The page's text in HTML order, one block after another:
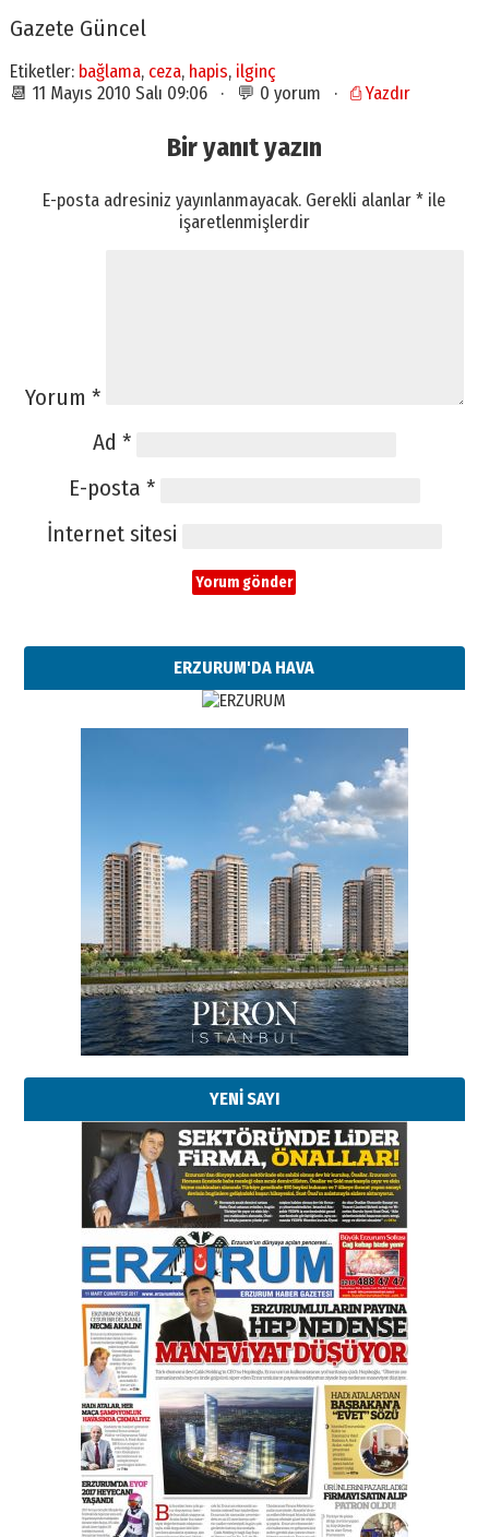
Gazete Güncel
Etiketler: bağlama, ceza, hapis, ilginç
📆 11 Mayıs 2010 Salı 09:06 · 💬 0 yorum · ⎙ Yazdır
Bir yanıt yazın
E-posta adresiniz yayınlanmayacak. Gerekli alanlar* ile
işaretlenmişlerdir
Yorum *
Ad *
E-posta *
İnternet sitesi
ERZURUM'DA HAVA
YENİ SAYI
Esat BİNDESEN
TRT’NİN BÖLGEYE AÇILAN SESİ
09 Ağustos 2026 Pazar
Kadir SABUNCUOĞLU
Erzurumspor’un köşe taşları
29 Haziran 2026 Pazartesi
Kenan GÜLERCİ